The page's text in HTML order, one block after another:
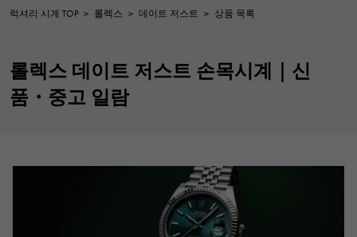
롤렉스 위블로
A.LANGE & SOHNE Breguet
프랭크 뮬러 리차드 밀
PANERAI
파네 라이
보석
레 갈리아 더블 톱
YOBIKO
eclat
에끌라
TwinPinky
트윈 핑키
정원 파티 에블린
헤르메스 백
럭셔리 시계 TOP > 롤렉스 > 데이트 저스트 > 상품 목록
롤렉스 데이트 저스트 손목시계｜신
품・중고 일람